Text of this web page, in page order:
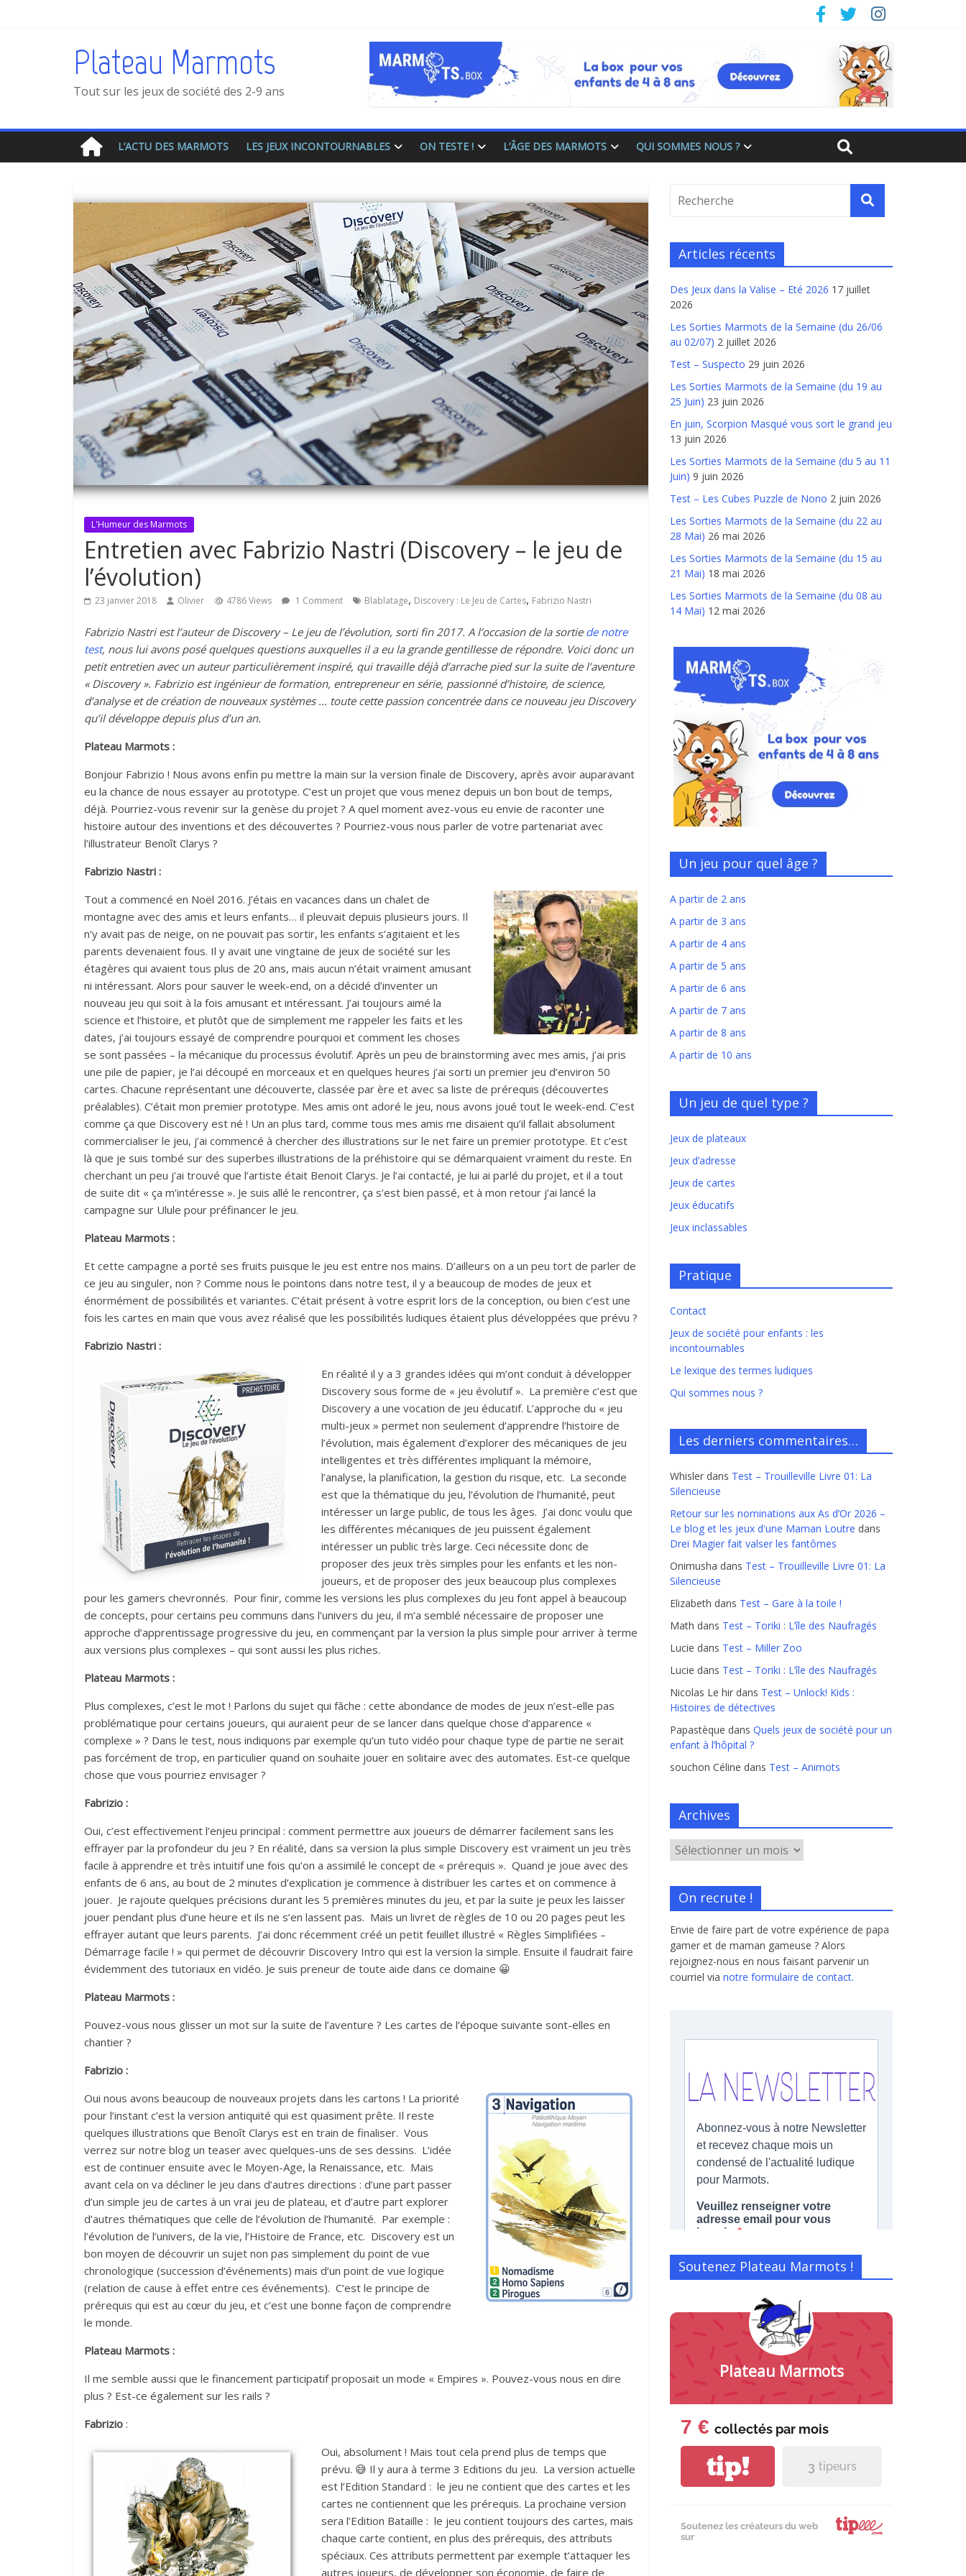
Plateau Marmots
Tout sur les jeux de société des 2-9 ans
L’ACTU DES MARMOTS LES JEUX INCONTOURNABLES ON TESTE ! L’ÂGE DES MARMOTS QUI SOMMES NOUS ?
L'Humeur des Marmots
Entretien avec Fabrizio Nastri (Discovery – le jeu de
l’évolution)
23 janvier 2018 Olivier 4786 Views 1 Comment Blablatage, Discovery : Le Jeu de Cartes, Fabrizio Nastri
Fabrizio Nastri est l’auteur de Discovery – Le jeu de l’évolution, sorti fin 2017. A l’occasion de la sortie de notre
test, nous lui avons posé quelques questions auxquelles il a eu la grande gentillesse de répondre. Voici donc un
petit entretien avec un auteur particulièrement inspiré, qui travaille déjà d’arrache pied sur la suite de l’aventure
« Discovery ». Fabrizio est ingénieur de formation, entrepreneur en série, passionné d’histoire, de science,
d’analyse et de création de nouveaux systèmes … toute cette passion concentrée dans ce nouveau jeu Discovery
qu’il développe depuis plus d’un an.
Plateau Marmots :
Bonjour Fabrizio ! Nous avons enfin pu mettre la main sur la version finale de Discovery, après avoir auparavant
eu la chance de nous essayer au prototype. C’est un projet que vous menez depuis un bon bout de temps,
déjà. Pourriez-vous revenir sur la genèse du projet ? A quel moment avez-vous eu envie de raconter une
histoire autour des inventions et des découvertes ? Pourriez-vous nous parler de votre partenariat avec
l’illustrateur Benoît Clarys ?
Fabrizio Nastri :
Tout a commencé en Noël 2016. J’étais en vacances dans un chalet de
montagne avec des amis et leurs enfants… il pleuvait depuis plusieurs jours. Il
n’y avait pas de neige, on ne pouvait pas sortir, les enfants s’agitaient et les
parents devenaient fous. Il y avait une vingtaine de jeux de société sur les
étagères qui avaient tous plus de 20 ans, mais aucun n’était vraiment amusant
ni intéressant. Alors pour sauver le week-end, on a décidé d’inventer un
nouveau jeu qui soit à la fois amusant et intéressant. J’ai toujours aimé la
science et l’histoire, et plutôt que de simplement me rappeler les faits et les
dates, j’ai toujours essayé de comprendre pourquoi et comment les choses
se sont passées – la mécanique du processus évolutif. Après un peu de brainstorming avec mes amis, j’ai pris
une pile de papier, je l’ai découpé en morceaux et en quelques heures j’ai sorti un premier jeu d’environ 50
cartes. Chacune représentant une découverte, classée par ère et avec sa liste de prérequis (découvertes
préalables). C’était mon premier prototype. Mes amis ont adoré le jeu, nous avons joué tout le week-end. C’est
comme ça que Discovery est né ! Un an plus tard, comme tous mes amis me disaient qu’il fallait absolument
commercialiser le jeu, j’ai commencé à chercher des illustrations sur le net faire un premier prototype. Et c’est
là que je suis tombé sur des superbes illustrations de la préhistoire qui se démarquaient vraiment du reste. En
cherchant un peu j’ai trouvé que l’artiste était Benoit Clarys. Je l’ai contacté, je lui ai parlé du projet, et il a tout
de suite dit « ça m’intéresse ». Je suis allé le rencontrer, ça s’est bien passé, et à mon retour j’ai lancé la
campagne sur Ulule pour préfinancer le jeu.
Plateau Marmots :
Et cette campagne a porté ses fruits puisque le jeu est entre nos mains. D’ailleurs on a un peu tort de parler de
ce jeu au singuler, non ? Comme nous le pointons dans notre test, il y a beaucoup de modes de jeux et
énormément de possibilités et variantes. C’était présent à votre esprit lors de la conception, ou bien c’est une
fois les cartes en main que vous avez réalisé que les possibilités ludiques étaient plus développées que prévu ?
Fabrizio Nastri :
En réalité il y a 3 grandes idées qui m’ont conduit à développer
Discovery sous forme de « jeu évolutif ». La première c’est que
Discovery a une vocation de jeu éducatif. L’approche du « jeu
multi-jeux » permet non seulement d’apprendre l’histoire de
l’évolution, mais également d’explorer des mécaniques de jeu
intelligentes et très différentes impliquant la mémoire,
l’analyse, la planification, la gestion du risque, etc. La seconde
est que la thématique du jeu, l’évolution de l’humanité, peut
intéresser un large public, de tous les âges. J’ai donc voulu que
les différentes mécaniques de jeu puissent également
intéresser un public très large. Ceci nécessite donc de
proposer des jeux très simples pour les enfants et les non-
joueurs, et de proposer des jeux beaucoup plus complexes
pour les gamers chevronnés. Pour finir, comme les versions les plus complexes du jeu font appel à beaucoup
de concepts, pour certains peu communs dans l’univers du jeu, il m’a semblé nécessaire de proposer une
approche d’apprentissage progressive du jeu, en commençant par la version la plus simple pour arriver à terme
aux versions plus complexes – qui sont aussi les plus riches.
Plateau Marmots :
Plus complexes, c’est le mot ! Parlons du sujet qui fâche : cette abondance de modes de jeux n’est-elle pas
problématique pour certains joueurs, qui auraient peur de se lancer dans quelque chose d’apparence «
complexe » ? Dans le test, nous indiquons par exemple qu’un tuto vidéo pour chaque type de partie ne serait
pas forcément de trop, en particulier quand on souhaite jouer en solitaire avec des automates. Est-ce quelque
chose que vous pourriez envisager ?
Fabrizio :
Oui, c’est effectivement l’enjeu principal : comment permettre aux joueurs de démarrer facilement sans les
effrayer par la profondeur du jeu ? En réalité, dans sa version la plus simple Discovery est vraiment un jeu très
facile à apprendre et très intuitif une fois qu’on a assimilé le concept de « prérequis ». Quand je joue avec des
enfants de 6 ans, au bout de 2 minutes d’explication je commence à distribuer les cartes et on commence à
jouer. Je rajoute quelques précisions durant les 5 premières minutes du jeu, et par la suite je peux les laisser
jouer pendant plus d’une heure et ils ne s’en lassent pas. Mais un livret de règles de 10 ou 20 pages peut les
effrayer autant que leurs parents. J’ai donc récemment créé un petit feuillet illustré « Règles Simplifiées –
Démarrage facile ! » qui permet de découvrir Discovery Intro qui est la version la simple. Ensuite il faudrait faire
évidemment des tutoriaux en vidéo. Je suis preneur de toute aide dans ce domaine 😀
Plateau Marmots :
Pouvez-vous nous glisser un mot sur la suite de l’aventure ? Les cartes de l’époque suivante sont-elles en
chantier ?
Fabrizio :
Oui nous avons beaucoup de nouveaux projets dans les cartons ! La priorité
pour l’instant c’est la version antiquité qui est quasiment prête. Il reste
quelques illustrations que Benoît Clarys est en train de finaliser. Vous
verrez sur notre blog un teaser avec quelques-uns de ses dessins. L’idée
est de continuer ensuite avec le Moyen-Age, la Renaissance, etc. Mais
avant cela on va décliner le jeu dans d’autres directions : d’une part passer
d’un simple jeu de cartes à un vrai jeu de plateau, et d’autre part explorer
d’autres thématiques que celle de l’évolution de l’humanité. Par exemple :
l’évolution de l’univers, de la vie, l’Histoire de France, etc. Discovery est un
bon moyen de découvrir un sujet non pas simplement du point de vue
chronologique (succession d’événements) mais d’un point de vue logique
(relation de cause à effet entre ces événements). C’est le principe de
prérequis qui est au cœur du jeu, et c’est une bonne façon de comprendre
le monde.
Plateau Marmots :
Il me semble aussi que le financement participatif proposait un mode « Empires ». Pouvez-vous nous en dire
plus ? Est-ce également sur les rails ?
Fabrizio :
Oui, absolument ! Mais tout cela prend plus de temps que
prévu. 😅 Il y aura à terme 3 Editions du jeu. La version actuelle
est l’Edition Standard : le jeu ne contient que des cartes et les
cartes ne contiennent que les prérequis. La prochaine version
sera l’Edition Bataille : le jeu contient toujours des cartes, mais
chaque carte contient, en plus des prérequis, des attributs
spéciaux. Ces attributs permettent par exemple t’attaquer les
autres joueurs, de développer son économie, de faire de
Articles récents
Des Jeux dans la Valise – Eté 2026 17 juillet
2026
Les Sorties Marmots de la Semaine (du 26/06
au 02/07) 2 juillet 2026
Test – Suspecto 29 juin 2026
Les Sorties Marmots de la Semaine (du 19 au
25 Juin) 23 juin 2026
En juin, Scorpion Masqué vous sort le grand jeu
13 juin 2026
Les Sorties Marmots de la Semaine (du 5 au 11
Juin) 9 juin 2026
Test – Les Cubes Puzzle de Nono 2 juin 2026
Les Sorties Marmots de la Semaine (du 22 au
28 Mai) 26 mai 2026
Les Sorties Marmots de la Semaine (du 15 au
21 Mai) 18 mai 2026
Les Sorties Marmots de la Semaine (du 08 au
14 Mai) 12 mai 2026
Un jeu pour quel âge ?
A partir de 2 ans
A partir de 3 ans
A partir de 4 ans
A partir de 5 ans
A partir de 6 ans
A partir de 7 ans
A partir de 8 ans
A partir de 10 ans
Un jeu de quel type ?
Jeux de plateaux
Jeux d’adresse
Jeux de cartes
Jeux éducatifs
Jeux inclassables
Pratique
Contact
Jeux de société pour enfants : les
incontournables
Le lexique des termes ludiques
Qui sommes nous ?
Les derniers commentaires…
Whisler dans Test – Trouilleville Livre 01: La
Silencieuse
Retour sur les nominations aux As d’Or 2026 –
Le blog et les jeux d'une Maman Loutre dans
Drei Magier fait valser les fantômes
Onimusha dans Test – Trouilleville Livre 01: La
Silencieuse
Elizabeth dans Test – Gare à la toile !
Math dans Test – Toriki : L’île des Naufragés
Lucie dans Test – Miller Zoo
Lucie dans Test – Toriki : L’île des Naufragés
Nicolas Le hir dans Test – Unlock! Kids :
Histoires de détectives
Papastèque dans Quels jeux de société pour un
enfant à l’hôpital ?
souchon Céline dans Test – Animots
Archives
On recrute !
Envie de faire part de votre expérience de papa
gamer et de maman gameuse ? Alors
rejoignez-nous en nous faisant parvenir un
courriel via notre formulaire de contact.
Soutenez Plateau Marmots !
Plateau Marmots
7 € collectés par mois
tip! 3 tipeurs
Soutenez les créateurs du web
sur